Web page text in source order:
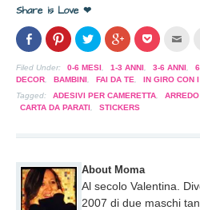
Share is Love ❤
Condividi
su
Facebook
(Si
apre
in
una
nuova
finestra)
Clicca
per
condividere
su
Pinterest
(Si
apre
in
una
Clicca
per
condividere
su
Twitter
(Si
apre
in
una
Clicca
per
condividere
su
Google+
(Si
apre
in
una
Clicca
per
su
Pocket
(Si
apre
via
ad
in
Filed Under: 0-6 MESI 1-3 ANNI 3-6 ANNI
DECOR
BAMBINI FAI DA TE
IN GIRO CON
Tagged:
ADESIVI PER CAMERETTA
CARTA DA PARATI
STICKERS
About Moma
Al secolo Valentina.
2007 di due maschi